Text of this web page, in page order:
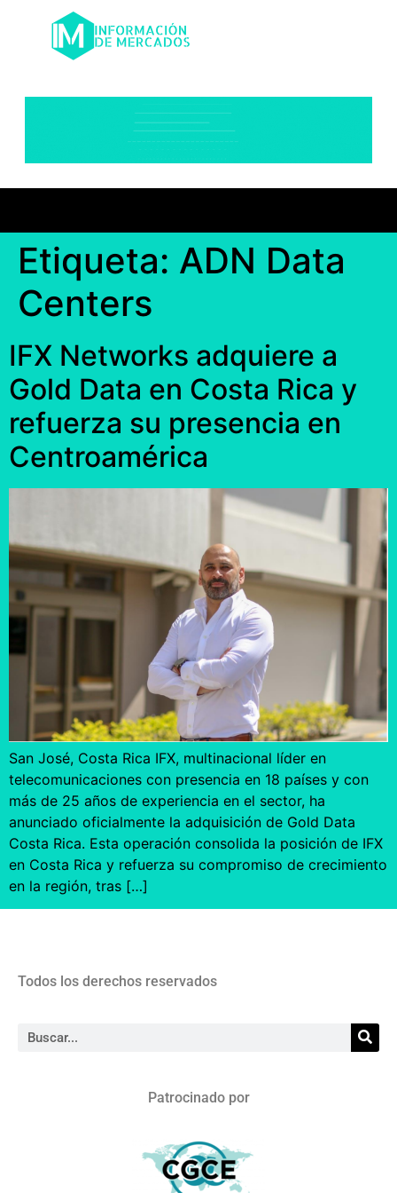
Etiqueta: ADN Data
Centers
IFX Networks adquiere a
Gold Data en Costa Rica y
refuerza su presencia en
Centroamérica
San José, Costa Rica IFX, multinacional líder en
telecomunicaciones con presencia en 18 países y con
más de 25 años de experiencia en el sector, ha
anunciado oficialmente la adquisición de Gold Data
Costa Rica. Esta operación consolida la posición de IFX
en Costa Rica y refuerza su compromiso de crecimiento
en la región, tras […]
Todos los derechos reservados
Patrocinado por